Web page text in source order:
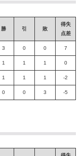
勝 引 敗
得失
点差
3 0 0 7
1 1 1 0
1 1 1 -2
0 0 3 -5